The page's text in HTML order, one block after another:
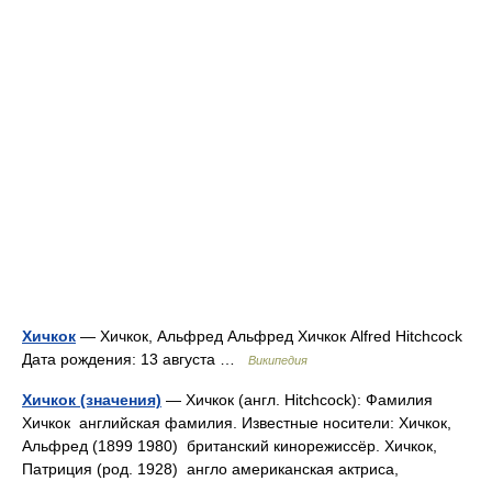
Хичкок — Хичкок, Альфред Альфред Хичкок Alfred Hitchcock
Дата рождения: 13 августа …
Википедия
Хичкок (значения) — Хичкок (англ. Hitchcock): Фамилия
Хичкок английская фамилия. Известные носители: Хичкок,
Альфред (1899 1980) британский кинорежиссёр. Хичкок,
Патриция (род. 1928) англо американская актриса,